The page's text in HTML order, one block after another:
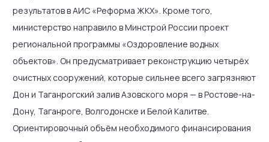
результатов в АИС «Реформа ЖКХ». Кроме того,
министерство направило в Минстрой России проект
региональной программы «Оздоровление водных
объектов». Он предусматривает реконструкцию четырёх
очистных сооружений, которые сильнее всего загрязняют
Дон и Таганрогский залив Азовского моря — в Ростове-на-
Дону, Таганроге, Волгодонске и Белой Калитве.
Ориентировочный объём необходимого финансирования